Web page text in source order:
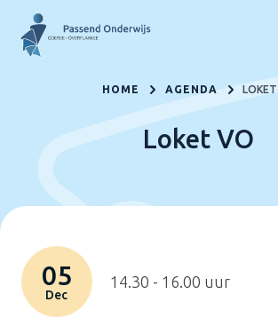
HOME AGENDA
Loket VO
05
Dec
14.30 - 16.00 uur